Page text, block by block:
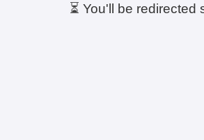
⏳ You'll be redirected